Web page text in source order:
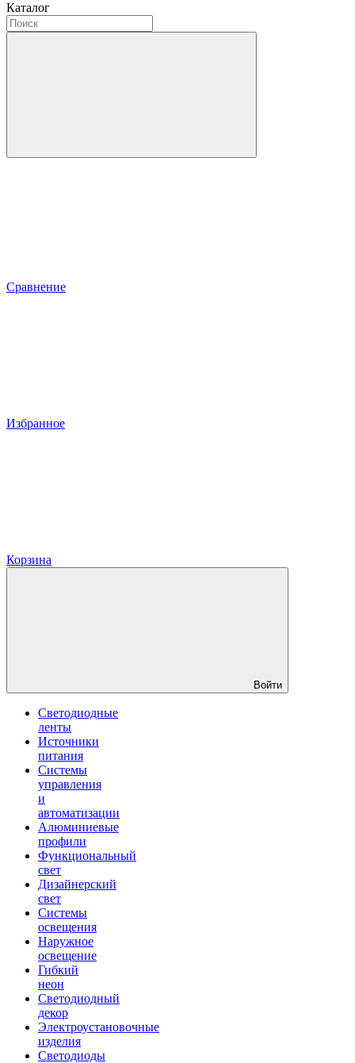
Каталог
Сравнение
Избранное
Корзина
Войти
Светодиодные
ленты
Источники
питания
Системы
управления
и
автоматизации
Алюминиевые
профили
Функциональный
свет
Дизайнерский
свет
Системы
освещения
Наружное
освещение
Гибкий
неон
Светодиодный
декор
Электроустановочные
изделия
Светодиоды